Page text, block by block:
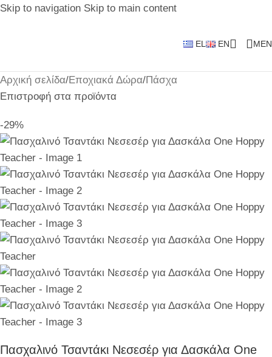
Skip to navigation Skip to main content
EL EN
Αρχική σελίδα/Εποχιακά Δώρα/Πάσχα
Επιστροφή στα προϊόντα
-29%
Πασχαλινό Τσαντάκι Νεσεσέρ για Δασκάλα One